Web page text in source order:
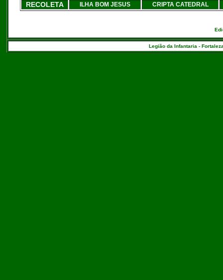
RECOLETA ILHA BOM JESUS CRIPTA CATEDRAL
Legião da Infantaria -